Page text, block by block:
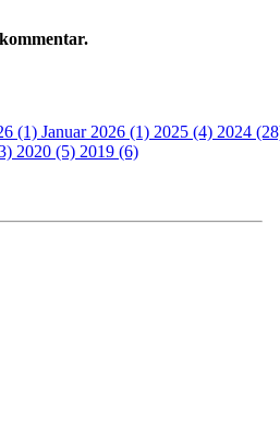
(1) Januar 2026 (1) 2025 (4) 2024
2020 (5) 2019 (6)